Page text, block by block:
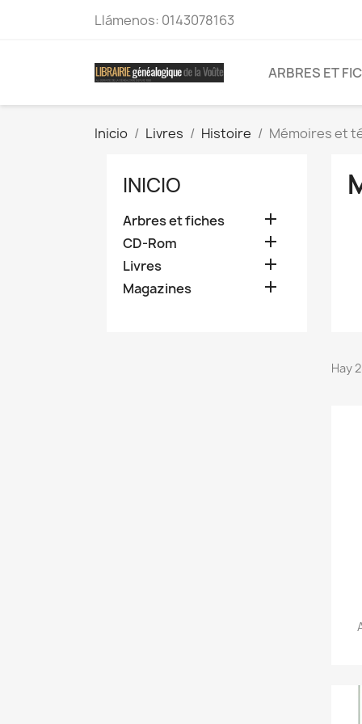
Llámenos: 0143078163
ARBRES ET
Inicio Livres Histoire Mémoires et
INICIO
Arbres et fiches 
CD-Rom 
Livres 
Magazines 
Hay